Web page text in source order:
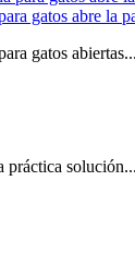
gatos abre la
gatos abiertas...
práctica solución...